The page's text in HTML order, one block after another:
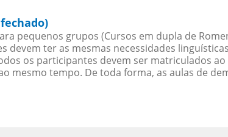
pequenos grupos (Cursos em dupla de
devem ter as mesmas necessidades
os participantes devem ser matriculados
mesmo tempo. De toda forma, as aulas de